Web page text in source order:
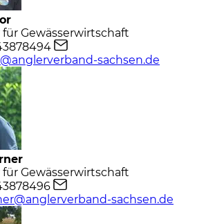
Gewässerwirtschaft
sachsen.de
Gewässerwirtschaft
sachsen.de